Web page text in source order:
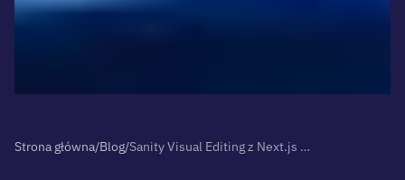
Strona główna/Blog/ Sanity Visual Editing z Next.js – co naprawdę trzeba zrobić, żeby to działało